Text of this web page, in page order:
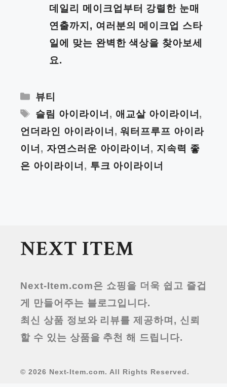
데일리 메이크업부터 강렬한 눈매
연출까지, 여러분의 메이크업 스타
일에 맞는 완벽한 색상을 찾아보세
요.
Categories
뷰티
Tags
슬림 아이라이너 , 애교살 아이라이너 ,
언더라인 아이라이너 ,워터프루프 아이라
이너 , 자연스러운 아이라이너 , 지속력 좋
은 아이라이너 , 투크 아이라이너
NEXT ITEM
Next-Item.com은 쇼핑을 더욱 쉽고 즐겁
게 만들어주는 블로그입니다.
최신 상품 정보와 리뷰를 제공하며, 신뢰
할 수 있는 상품을 추천 해 드립니다.
© 2026 Next-Item.com. All Rights Reserved.